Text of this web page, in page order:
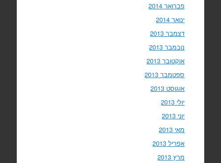
פברואר 2014
ינואר 2014
דצמבר 2013
נובמבר 2013
אוקטובר 2013
ספטמבר 2013
אוגוסט 2013
יולי 2013
יוני 2013
מאי 2013
אפריל 2013
מרץ 2013